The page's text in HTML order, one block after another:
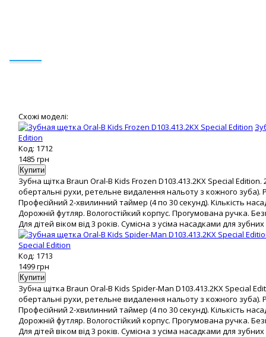
Схожі моделі:
Edition
Код: 1712
1485 грн
Зубна щітка Braun Oral-B Kids Frozen D103.413.2KX Special
обертальні рухи, ретельне видалення нальоту з кожного
Професійний 2-хвилинний таймер (4 по 30 секунд). Кількість
Дорожній футляр. Вологостійкий корпус. Прогумована ручка.
Для дітей віком від 3 років. Сумісна з усіма насадками для зубних
Special Edition
Код: 1713
1499грн
Зубна щітка Braun Oral-B Kids Spider-Man D103.413.2KX Special
обертальні рухи, ретельне видалення нальоту з кожного
Професійний 2-хвилинний таймер (4 по 30 секунд). Кількість
Дорожній футляр. Вологостійкий корпус. Прогумована ручка.
Для дітей віком від 3 років. Сумісна з усіма насадками для зубних